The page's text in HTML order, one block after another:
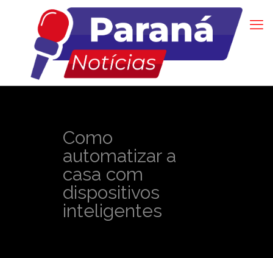
Como
automatizar a
casa com
dispositivos
inteligentes